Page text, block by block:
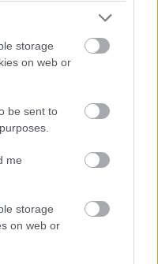
storage
on web or
be sent to
me
storage
on web or
z minerálnej vlny s
akustickej izolácie, a